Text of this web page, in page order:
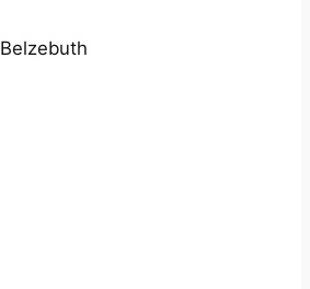
Belzebuth